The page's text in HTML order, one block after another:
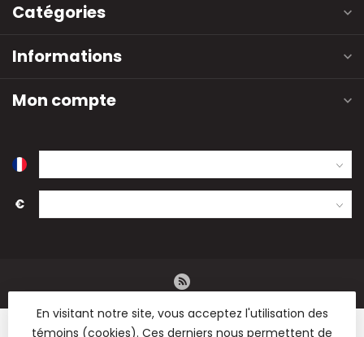
Catégories
Informations
Mon compte
€
En visitant notre site, vous acceptez l'utilisation des
témoins (cookies). Ces derniers nous permettent de